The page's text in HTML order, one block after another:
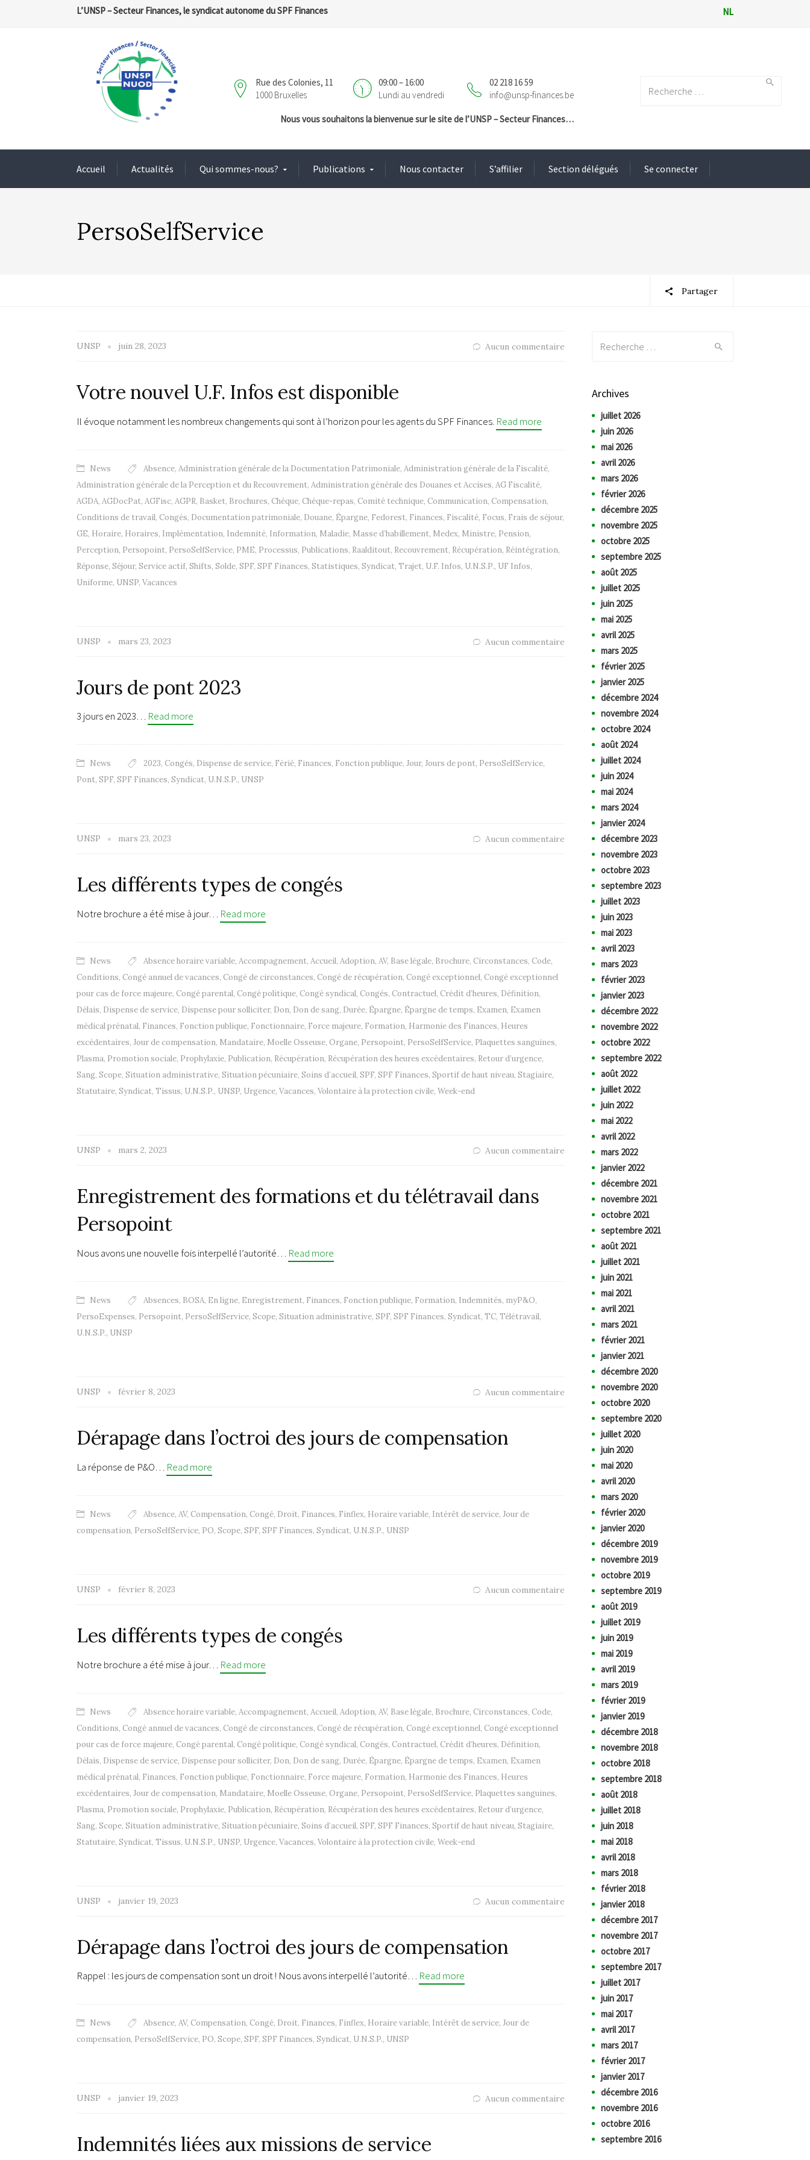
L’UNSP – Secteur Finances, le syndicat autonome du SPF Finances NL
02 218 16 59
info@unsp-finances.be
09:00 – 16:00
Lundi au vendredi
Rue des Colonies, 11
1000 Bruxelles
Nous vous souhaitons la bienvenue sur le site de l’UNSP – Secteur Finances…
Accueil Actualités Qui sommes-nous? Publications Nous contacter S’affilier Section délégués Se connecter
PersoSelfService
Partager
UNSP juin 28, 2023 Aucun commentaire
Votre nouvel U.F. Infos est disponible
Il évoque notamment les nombreux changements qui sont à l’horizon pour les agents du SPF Finances. Read more
News Absence, Administration générale de la Documentation Patrimoniale, Administration générale de la Fiscalité,
Administration générale de la Perception et du Recouvrement, Administration générale des Douanes et Accises, AG Fiscalité,
AGDA, AGDocPat, AGFisc, AGPR, Basket, Brochures, Chèque, Chèque-repas, Comité technique, Communication, Compensation,
Conditions de travail, Congés, Documentation patrimoniale, Douane, Épargne, Fedorest, Finances, Fiscalité, Focus, Frais de séjour,
GE, Horaire, Horaires, Implémentation, Indemnité, Information, Maladie, Masse d’habillement, Medex, Ministre, Pension,
Perception, Persopoint, PersoSelfService, PME, Processus, Publications, Raalditout, Recouvrement, Récupération, Réintégration,
Réponse, Séjour, Service actif, Shifts, Solde, SPF, SPF Finances, Statistiques, Syndicat, Trajet, U.F. Infos, U.N.S.P., UF Infos,
Uniforme, UNSP, Vacances
UNSP mars 23, 2023 Aucun commentaire
Jours de pont 2023
3 jours en 2023… Read more
News 2023, Congés, Dispense de service, Férié, Finances, Fonction publique, Jour, Jours de pont, PersoSelfService,
Pont, SPF, SPF Finances, Syndicat, U.N.S.P., UNSP
UNSP mars 23, 2023 Aucun commentaire
Les différents types de congés
Notre brochure a été mise à jour… Read more
News Absence horaire variable, Accompagnement, Accueil, Adoption, AV, Base légale, Brochure, Circonstances, Code,
Conditions, Congé annuel de vacances, Congé de circonstances, Congé de récupération, Congé exceptionnel, Congé exceptionnel
pour cas de force majeure, Congé parental, Congé politique, Congé syndical, Congés, Contractuel, Crédit d’heures, Définition,
Délais, Dispense de service, Dispense pour solliciter, Don, Don de sang, Durée, Épargne, Épargne de temps, Examen, Examen
médical prénatal, Finances, Fonction publique, Fonctionnaire, Force majeure, Formation, Harmonie des Finances, Heures
excédentaires, Jour de compensation, Mandataire, Moelle Osseuse, Organe, Persopoint, PersoSelfService, Plaquettes sanguines,
Plasma, Promotion sociale, Prophylaxie, Publication, Récupération, Récupération des heures excédentaires, Retour d’urgence,
Sang, Scope, Situation administrative, Situation pécuniaire, Soins d’accueil, SPF, SPF Finances, Sportif de haut niveau, Stagiaire,
Statutaire, Syndicat, Tissus, U.N.S.P., UNSP, Urgence, Vacances, Volontaire à la protection civile, Week-end
UNSP mars 2, 2023 Aucun commentaire
Enregistrement des formations et du télétravail dans
Persopoint
Nous avons une nouvelle fois interpellé l’autorité… Read more
News Absences, BOSA, En ligne, Enregistrement, Finances, Fonction publique, Formation, Indemnités, myP&O,
PersoExpenses, Persopoint, PersoSelfService, Scope, Situation administrative, SPF, SPF Finances, Syndicat, TC, Télétravail,
U.N.S.P., UNSP
UNSP février 8, 2023 Aucun commentaire
Dérapage dans l’octroi des jours de compensation
La réponse de P&O… Read more
News Absence, AV, Compensation, Congé, Droit, Finances, Finflex, Horaire variable, Intérêt de service, Jour de
compensation, PersoSelfService, PO, Scope, SPF, SPF Finances, Syndicat, U.N.S.P., UNSP
UNSP février 8, 2023 Aucun commentaire
Les différents types de congés
Notre brochure a été mise à jour… Read more
News Absence horaire variable, Accompagnement, Accueil, Adoption, AV, Base légale, Brochure, Circonstances, Code,
Conditions, Congé annuel de vacances, Congé de circonstances, Congé de récupération, Congé exceptionnel, Congé exceptionnel
pour cas de force majeure, Congé parental, Congé politique, Congé syndical, Congés, Contractuel, Crédit d’heures, Définition,
Délais, Dispense de service, Dispense pour solliciter, Don, Don de sang, Durée, Épargne, Épargne de temps, Examen, Examen
médical prénatal, Finances, Fonction publique, Fonctionnaire, Force majeure, Formation, Harmonie des Finances, Heures
excédentaires, Jour de compensation, Mandataire, Moelle Osseuse, Organe, Persopoint, PersoSelfService, Plaquettes sanguines,
Plasma, Promotion sociale, Prophylaxie, Publication, Récupération, Récupération des heures excédentaires, Retour d’urgence,
Sang, Scope, Situation administrative, Situation pécuniaire, Soins d’accueil, SPF, SPF Finances, Sportif de haut niveau, Stagiaire,
Statutaire, Syndicat, Tissus, U.N.S.P., UNSP, Urgence, Vacances, Volontaire à la protection civile, Week-end
UNSP janvier 19, 2023 Aucun commentaire
Dérapage dans l’octroi des jours de compensation
Rappel : les jours de compensation sont un droit ! Nous avons interpellé l’autorité… Read more
News Absence, AV, Compensation, Congé, Droit, Finances, Finflex, Horaire variable, Intérêt de service, Jour de
compensation, PersoSelfService, PO, Scope, SPF, SPF Finances, Syndicat, U.N.S.P., UNSP
UNSP janvier 19, 2023 Aucun commentaire
Indemnités liées aux missions de service
Archives
juillet 2026
juin 2026
mai 2026
avril 2026
mars 2026
février 2026
décembre 2025
novembre 2025
octobre 2025
septembre 2025
août 2025
juillet 2025
juin 2025
mai 2025
avril 2025
mars 2025
février 2025
janvier 2025
décembre 2024
novembre 2024
octobre 2024
août 2024
juillet 2024
juin 2024
mai 2024
mars 2024
janvier 2024
décembre 2023
novembre 2023
octobre 2023
septembre 2023
juillet 2023
juin 2023
mai 2023
avril 2023
mars 2023
février 2023
janvier 2023
décembre 2022
novembre 2022
octobre 2022
septembre 2022
août 2022
juillet 2022
juin 2022
mai 2022
avril 2022
mars 2022
janvier 2022
décembre 2021
novembre 2021
octobre 2021
septembre 2021
août 2021
juillet 2021
juin 2021
mai 2021
avril 2021
mars 2021
février 2021
janvier 2021
décembre 2020
novembre 2020
octobre 2020
septembre 2020
juillet 2020
juin 2020
mai 2020
avril 2020
mars 2020
février 2020
janvier 2020
décembre 2019
novembre 2019
octobre 2019
septembre 2019
août 2019
juillet 2019
juin 2019
mai 2019
avril 2019
mars 2019
février 2019
janvier 2019
décembre 2018
novembre 2018
octobre 2018
septembre 2018
août 2018
juillet 2018
juin 2018
mai 2018
avril 2018
mars 2018
février 2018
janvier 2018
décembre 2017
novembre 2017
octobre 2017
septembre 2017
juillet 2017
juin 2017
mai 2017
avril 2017
mars 2017
février 2017
janvier 2017
décembre 2016
novembre 2016
octobre 2016
septembre 2016